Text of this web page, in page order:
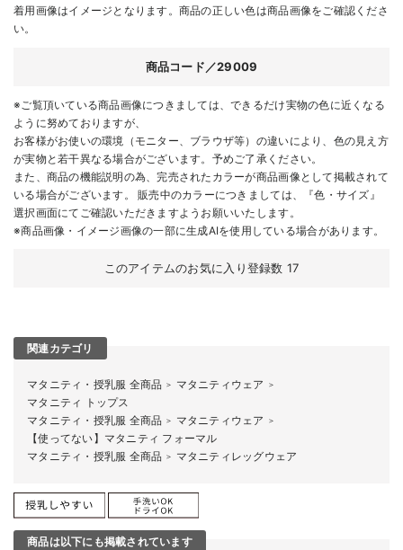
着用画像はイメージとなります。商品の正しい色は商品画像をご確認くださ
い。
商品コード／29009
※ご覧頂いている商品画像につきましては、できるだけ実物の色に近くなる
ように努めておりますが、
お客様がお使いの環境（モニター、ブラウザ等）の違いにより、色の見え方
が実物と若干異なる場合がございます。予めご了承ください。
また、商品の機能説明の為、完売されたカラーが商品画像として掲載されて
いる場合がございます。 販売中のカラーにつきましては、『色・サイズ』
選択画面にてご確認いただきますようお願いいたします。
※商品画像・イメージ画像の一部に生成AIを使用している場合があります。
このアイテムのお気に入り登録数 17
関連カテゴリ
マタニティ・授乳服 全商品 ＞ マタニティウェア ＞
マタニティ トップス
マタニティ・授乳服 全商品 ＞ マタニティウェア ＞
【使ってない】マタニティ フォーマル
マタニティ・授乳服 全商品 ＞ マタニティレッグウェア
商品は以下にも掲載されています